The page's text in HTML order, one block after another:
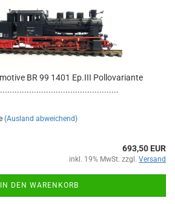
BR 99 1401 Ep.III Pollovariante
(Ausland abweichend)
693,50 EUR
inkl. 19% MwSt. zzgl. Versand
IN DEN WARENKORB